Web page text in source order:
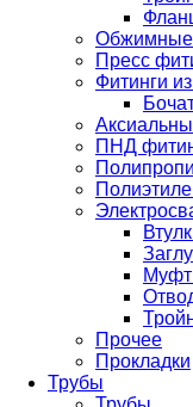
Обжимные
Пресс
Фитинги
ПНД
Прочее
Прокладки
Трубы